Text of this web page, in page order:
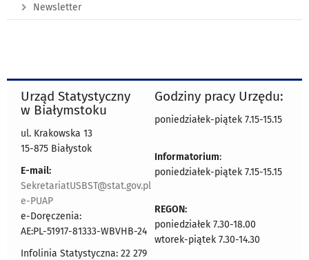
Newsletter
Urząd Statystyczny
w Białymstoku
ul. Krakowska 13
15-875 Białystok
E-mail:
SekretariatUSBST@stat.gov.pl
e-PUAP
e-Doręczenia:
AE:PL-51917-81333-WBVHB-24
Infolinia Statystyczna: 22 279
Godziny pracy Urzędu:
poniedziałek-piątek 7.15-15.15
Informatorium:
poniedziałek-piątek 7.15-15.15
REGON:
poniedziałek 7.30-18.00
wtorek-piątek 7.30-14.30